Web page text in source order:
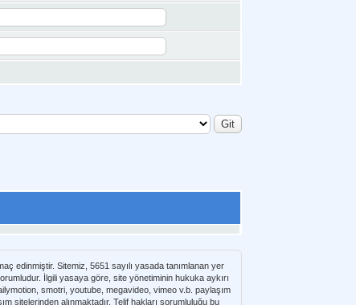
edinmiştir. Sitemiz, 5651 sayılı yasada tanımlanan yer
İlgili yasaya göre, site yönetiminin hukuka aykırı
smotri, youtube, megavideo, vimeo v.b. paylaşım